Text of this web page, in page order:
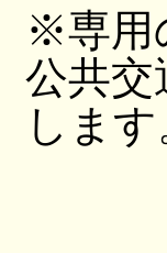
※専用
公共
します